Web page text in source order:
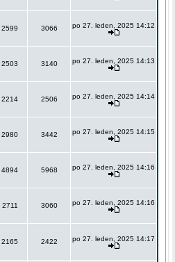
2599 3066 po 27. leden, 2025 14:12
2503 3140 po 27. leden, 2025 14:13
2214 2506 po 27. leden, 2025 14:14
2980 3442 po 27. leden, 2025 14:15
4894 5968 po 27. leden, 2025 14:16
2711 3060 po 27. leden, 2025 14:16
2165 2422 po 27. leden, 2025 14:17